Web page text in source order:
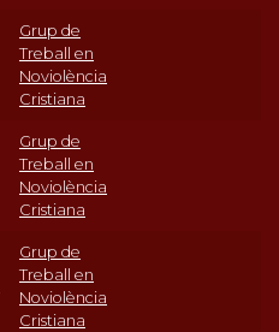
Grup de
Treball en
Noviolència
Cristiana
Grup de
Treball en
Noviolència
Cristiana
Grup de
Treball en
Noviolència
Cristiana